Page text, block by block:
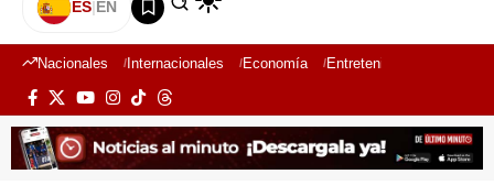
ES|EN
Nacionales Internacionales Economía Entretenimiento